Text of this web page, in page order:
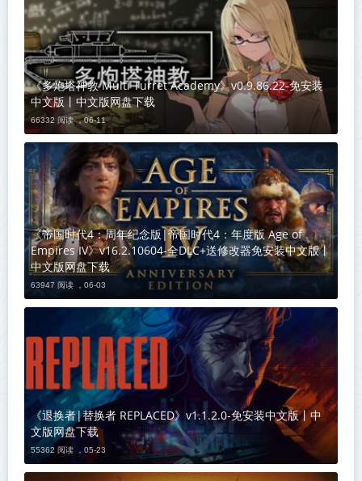
《多炮塔神教 Multi Turret Academy》v0.9.86.22-免安装
中文版丨中文版网盘下载
66332 阅读 ，06-11
《帝国时代4：周年纪念版|帝国时代4：年度版 Age of
Empires IV》v16.2.10604-全DLC+送修改器免安装中文版丨
中文版网盘下载
63947 阅读 ， 06-03
《退换者|替换者 REPLACED》v1.1.2.0-免安装中文版丨中
文版网盘下载
55362 阅读 ， 05-23